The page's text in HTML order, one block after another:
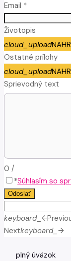
Email *
Životopis
cloud_upload
Ostatné prílohy
cloud_upload
Sprievodný text
0 /
*Súhlasím so
Odoslať
keyboard_arrow_left
Nextkeyboard_arrow_right
plný úväzok